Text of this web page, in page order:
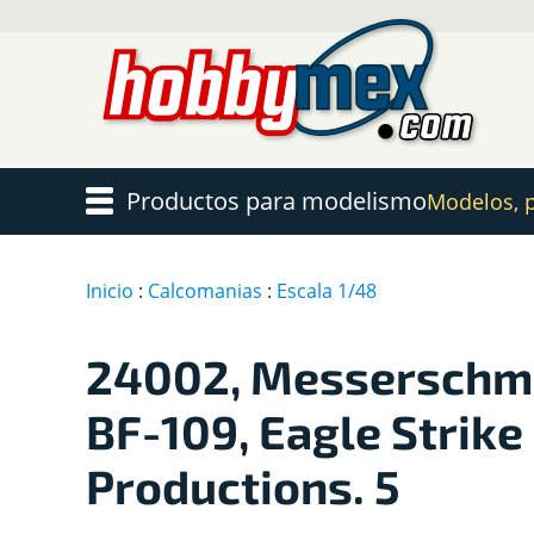
Inicio : Calcomanias : Escala 1/48
24002,
BF-109, Eagle Strike
Productions. 5
Productos para modelismoModelos,